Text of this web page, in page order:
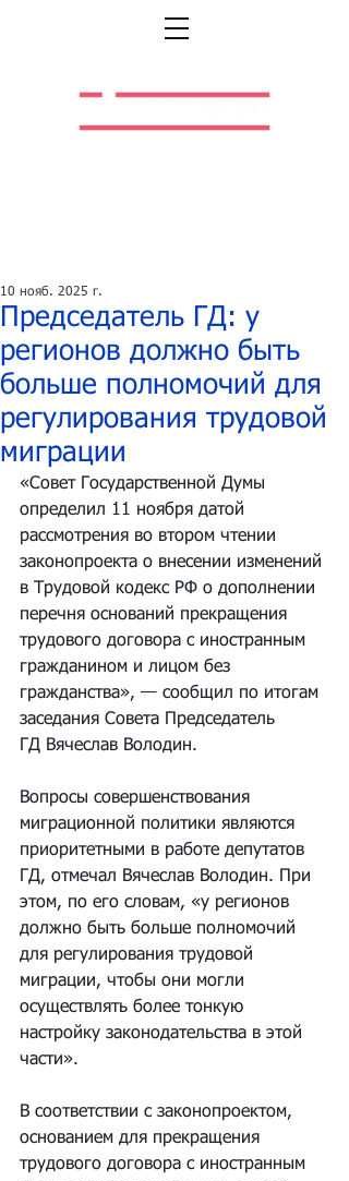
Председатель ГД: у
регионов должно быть
больше полномочий для
регулирования трудовой
миграции
10 нояб. 2025 г.
«Совет Государственной Думы
определил 11 ноября датой
рассмотрения во втором чтении
законопроекта о внесении изменений
в Трудовой кодекс РФ о дополнении
перечня оснований прекращения
трудового договора с иностранным
гражданином и лицом без
гражданства», — сообщил по итогам
заседания Совета Председатель
ГД Вячеслав Володин.
Вопросы совершенствования
миграционной политики являются
приоритетными в работе депутатов
ГД, отмечал Вячеслав Володин. При
этом, по его словам, «у регионов
должно быть больше полномочий
для регулирования трудовой
миграции, чтобы они могли
осуществлять более тонкую
настройку законодательства в этой
части».
В соответствии с законопроектом,
основанием для прекращения
трудового договора с иностранным